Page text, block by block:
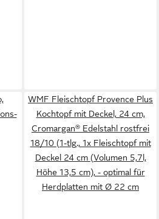
WMF Fleischtopf Provence Plus
Kochtopf mit Deckel, 24 cm,
Cromargan® Edelstahl rostfrei
18/10 (1-tlg., 1x Fleischtopf mit
Deckel 24 cm (Volumen 5,7l,
Höhe 13,5 cm), - optimal für
Herdplatten mit Ø 22 cm